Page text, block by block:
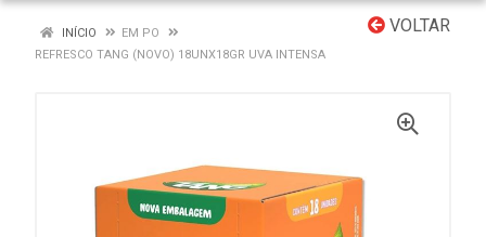
VOLTAR
INÍCIO
EM PO
REFRESCO TANG (NOVO) 18UNX18GR UVA INTENSA